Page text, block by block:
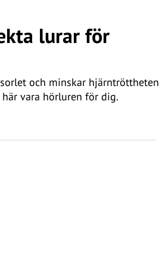
lurar för
och minskar hjärntröttheten
vara hörluren för dig.